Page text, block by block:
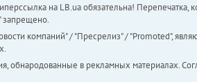
на LB.ua обязательна!
запрещено.
компаний" / "Пресрелиз" / "Promoted",
обнародованные в рекламных материалах.